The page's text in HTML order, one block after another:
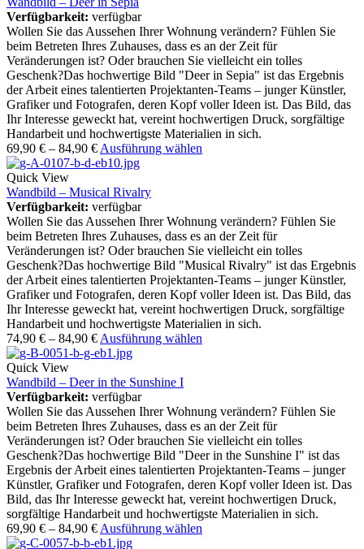
Verfügbarkeit: verfügbar
Wollen Sie das Aussehen Ihrer Wohnung verändern? Fühlen Sie
beim Betreten Ihres Zuhauses, dass es an der Zeit für
Veränderungen ist? Oder brauchen Sie vielleicht ein tolles
Geschenk?Das hochwertige Bild "Deer in Sepia" ist das Ergebnis
der Arbeit eines talentierten Projektanten-Teams – junger Künstler,
Grafiker und Fotografen, deren Kopf voller Ideen ist. Das Bild, das
Ihr Interesse geweckt hat, vereint hochwertigen Druck, sorgfältige
Handarbeit und hochwertigste Materialien in sich.
69,90 € – 84,90 € Ausführung wählen
Quick View
Wandbild – Musical Rivalry
Verfügbarkeit: verfügbar
Wollen Sie das Aussehen Ihrer Wohnung verändern? Fühlen Sie
beim Betreten Ihres Zuhauses, dass es an der Zeit für
Veränderungen ist? Oder brauchen Sie vielleicht ein tolles
Geschenk?Das hochwertige Bild "Musical Rivalry" ist das Ergebnis
der Arbeit eines talentierten Projektanten-Teams – junger Künstler,
Grafiker und Fotografen, deren Kopf voller Ideen ist. Das Bild, das
Ihr Interesse geweckt hat, vereint hochwertigen Druck, sorgfältige
Handarbeit und hochwertigste Materialien in sich.
74,90 € – 84,90 € Ausführung wählen
Quick View
Wandbild – Deer in the Sunshine I
Verfügbarkeit: verfügbar
Wollen Sie das Aussehen Ihrer Wohnung verändern? Fühlen Sie
beim Betreten Ihres Zuhauses, dass es an der Zeit für
Veränderungen ist? Oder brauchen Sie vielleicht ein tolles
Geschenk?Das hochwertige Bild "Deer in the Sunshine I" ist das
Ergebnis der Arbeit eines talentierten Projektanten-Teams – junger
Künstler, Grafiker und Fotografen, deren Kopf voller Ideen ist. Das
Bild, das Ihr Interesse geweckt hat, vereint hochwertigen Druck,
sorgfältige Handarbeit und hochwertigste Materialien in sich.
69,90 € – 84,90 € Ausführung wählen